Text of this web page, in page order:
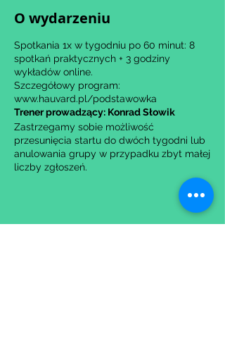
O wydarzeniu
Spotkania 1x w tygodniu po 60 minut: 8
spotkań praktycznych + 3 godziny
wykładów online.
Szczegółowy program:
www.hauvard.pl/podstawowka
Trener prowadzący: Konrad Słowik
Zastrzegamy sobie możliwość
przesunięcia startu do dwóch tygodni lub
anulowania grupy w przypadku zbyt małej
liczby zgłoszeń.